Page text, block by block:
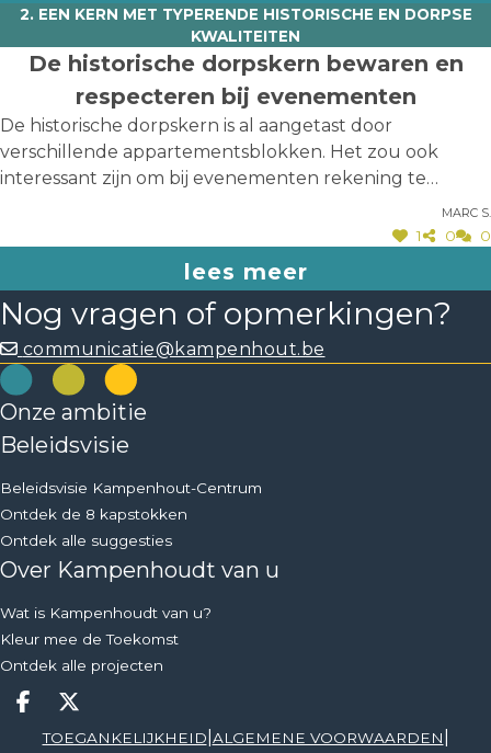
2. EEN KERN MET TYPERENDE HISTORISCHE EN DORPSE
KWALITEITEN
De historische dorpskern bewaren en
respecteren bij evenementen
De historische dorpskern is al aangetast door
verschillende appartementsblokken. Het zou ook
interessant zijn om bij evenementen rekening te
houden met dit dorpse karakter. Het dorpse karakter
met een woonzorgcentrum, assistentiewoningen en
bijbehorende fauna en flora die er nog is, heeft geen
nood aan massavolksopkomsten en dreunende bassen
die het normale leven tot 4 uur 's nachts verstoren. Dus
helemaal mee eens - maar voor zover ik kan
waarnemen lukt het niet erg. Afbeeldingen kan je
terugvinden op de website van Kampenhout en eens
vergelijken met de huidige situatie.
Marc S.
1 0 0
lees meer
Nog vragen of opmerkingen?
communicatie@kampenhout.be
Onze ambitie
Beleidsvisie
Beleidsvisie Kampenhout-Centrum
Ontdek de 8 kapstokken
Ontdek alle suggesties
Over Kampenhoudt van u
Wat is Kampenhoudt van u?
Kleur mee de Toekomst
Ontdek alle projecten
Deel op facebook
Deel op X
TOEGANKELIJKHEID ALGEMENE VOORWAARDEN